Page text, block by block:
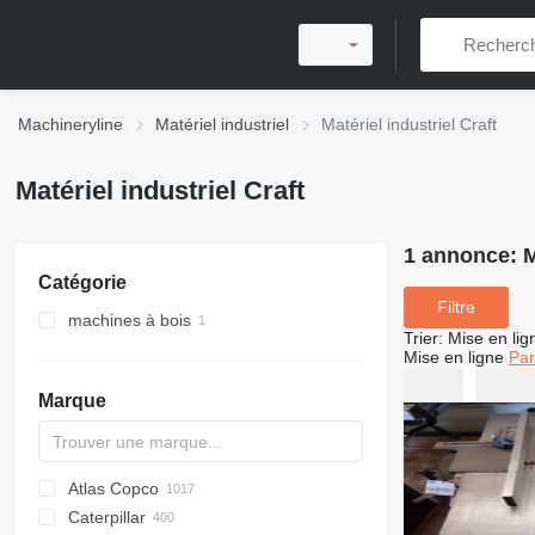
Machineryline Matériel industriel Matériel industriel Craft
Matériel industriel Craft
Catégorie
machines à bois
Marque
PDS
APD
AB
Ensis
Pega
VZ
AG3
Atlas Copco
DrillAir
QAS
PDP
E-series
B-series
BM
GFS
VT
Rover
PA
Airpure
BySprint Fiber
CK
SR
Caterpillar
1 annonce:
Filtre
Trier: Mise en
Mise en ligne